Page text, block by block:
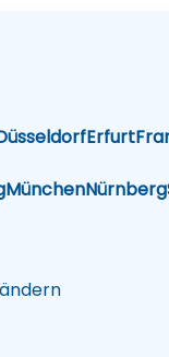
Erfurt
MünchenNürnberg